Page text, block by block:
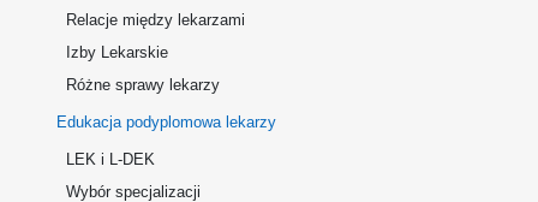
Relacje między lekarzami
Izby Lekarskie
Różne sprawy lekarzy
Edukacja podyplomowa lekarzy
LEK i L-DEK
Wybór specjalizacji